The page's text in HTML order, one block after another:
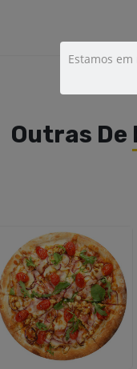
Outras De
Estamos